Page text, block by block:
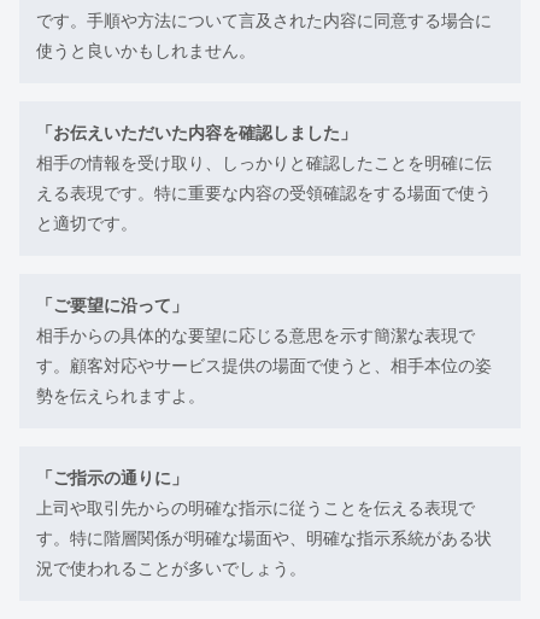
です。手順や方法について言及された内容に同意する場合に
使うと良いかもしれません。
「お伝えいただいた内容を確認しました」
相手の情報を受け取り、しっかりと確認したことを明確に伝
える表現です。特に重要な内容の受領確認をする場面で使う
と適切です。
「ご要望に沿って」
相手からの具体的な要望に応じる意思を示す簡潔な表現で
す。顧客対応やサービス提供の場面で使うと、相手本位の姿
勢を伝えられますよ。
「ご指示の通りに」
上司や取引先からの明確な指示に従うことを伝える表現で
す。特に階層関係が明確な場面や、明確な指示系統がある状
況で使われることが多いでしょう。